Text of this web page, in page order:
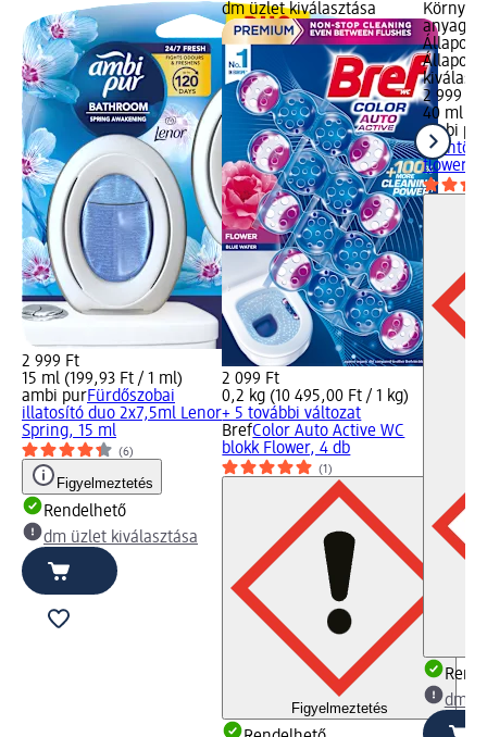
2 999 Ft
15 ml (199,93 Ft / 1 ml)
ambi purFürdőszobai
illatosító duo 2x7,5ml Lenor
Spring, 15 ml
(6)
Figyelmeztetés
Rendelhető
dm üzlet kiválasztása
dm üzlet kiválasztása
2 099 Ft
0,2 kg (10 495,00 Ft / 1 kg)
+ 5 további változat
BrefColor Auto Active WC
blokk Flower, 4 db
(1)
Figyelmeztetés
Állapot
Állapot
2 999 Ft
40 ml
ambi pur
flower
dm